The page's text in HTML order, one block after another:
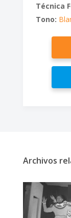
Técnica
Tono:
Archivos